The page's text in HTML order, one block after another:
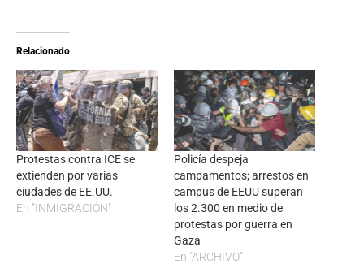
Relacionado
Protestas contra ICE se
extienden por varias
ciudades de EE.UU.
En "INMIGRACIÓN"
Policía despeja
campamentos; arrestos en
campus de EEUU superan
los 2.300 en medio de
protestas por guerra en
Gaza
En "ARCHIVO"